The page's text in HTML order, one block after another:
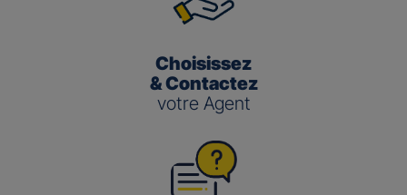
Choisissez
& Contactez
votre Agent